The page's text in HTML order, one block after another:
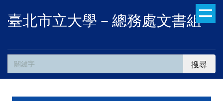
到
內
區
臺北市立大學－總務處文書組
搜尋